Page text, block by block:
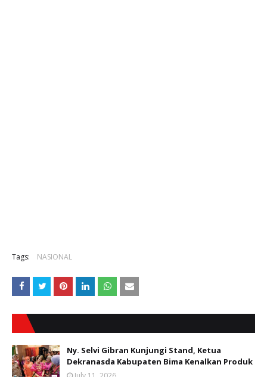
Tags: NASIONAL
Ny. Selvi Gibran Kunjungi Stand, Ketua
Dekranasda Kabupaten Bima Kenalkan Produk